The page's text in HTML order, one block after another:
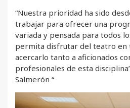
“Nuestra prioridad ha sido
trabajar para ofrecer una
variada y pensada para todos
permita disfrutar del teatro en
acercarlo tanto a aficionados
profesionales de esta
Salmerón “